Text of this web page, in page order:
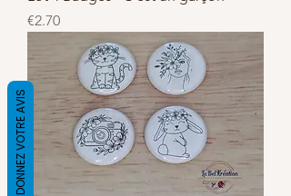
Price
€2.70
DONNEZ VOTRE AVIS